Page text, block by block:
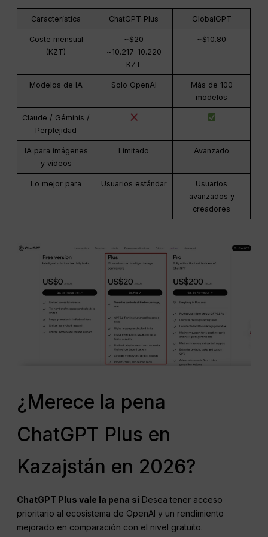
Característica ChatGPT Plus GlobalGPT
Coste mensual
(KZT)
~$20
~10.217-10.220
KZT
~$10.80
Modelos de IA Solo OpenAI
Más de 100
modelos
Claude / Géminis /
Perplejidad
IA para imágenes
y vídeos
Limitado Avanzado
Lo mejor para Usuarios estándar
Usuarios
avanzados y
creadores
¿Merece la pena
ChatGPT Plus en
Kazajstán en 2026?
ChatGPT Plus vale la pena si Desea tener acceso
prioritario al ecosistema de OpenAI y un rendimiento
mejorado en comparación con el nivel gratuito.